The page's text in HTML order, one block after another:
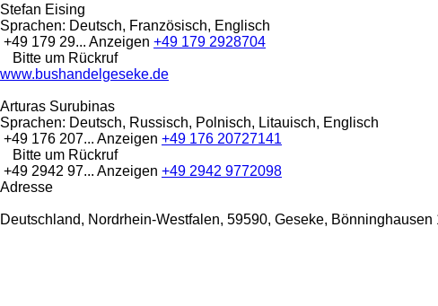
Stefan Eising
Sprachen: Deutsch, Französisch, Englisch
+49 179 29... Anzeigen +49 179 2928704
Bitte um Rückruf
www.bushandelgeseke.de
Arturas Surubinas
Sprachen: Deutsch, Russisch, Polnisch, Litauisch, Englisch
+49 176 207... Anzeigen +49 176 20727141
Bitte um Rückruf
+49 2942 97... Anzeigen +49 2942 9772098
Adresse
Deutschland, Nordrhein-Westfalen, 59590, Geseke, Bönninghausen